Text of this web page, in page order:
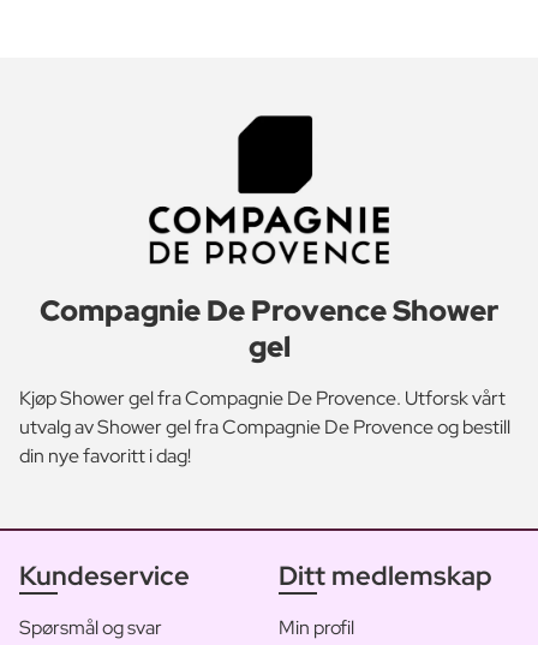
Compagnie De Provence Shower
gel
Kjøp Shower gel fra Compagnie De Provence. Utforsk vårt
utvalg av Shower gel fra Compagnie De Provence og bestill
din nye favoritt i dag!
Kundeservice
Spørsmål og svar
Ditt medlemskap
Min profil